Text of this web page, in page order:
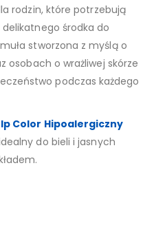
rodzin, które potrzebują
środka do
stworzona z myślą o
osobach o wrażliwej skórze
podczas każdego
Color Hipoalergiczny
do bieli i jasnych